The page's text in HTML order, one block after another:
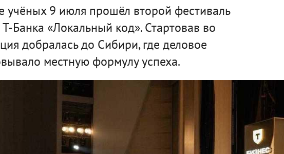
9 июля прошёл второй фестиваль
Банка «Локальный код». Стартовав во
добралась до Сибири, где деловое
местную формулу успеха.